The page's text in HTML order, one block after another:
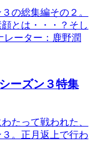
の総集編その２。
とは・・・？そし
レーター：鹿野潤
ーズン３特集
たって戦われた、
。正月返上で行わ